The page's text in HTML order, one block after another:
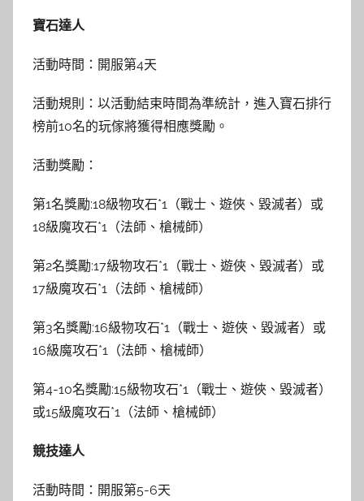
寶石達人
活動時間：開服第4天
活動規則：以活動結束時間為準統計，進入寶石排行
榜前10名的玩傢將獲得相應獎勵。
活動獎勵：
第1名獎勵:18級物攻石*1（戰士、遊俠、毀滅者）或
18級魔攻石*1（法師、槍械師）
第2名獎勵:17級物攻石*1（戰士、遊俠、毀滅者）或
17級魔攻石*1（法師、槍械師）
第3名獎勵:16級物攻石*1（戰士、遊俠、毀滅者）或
16級魔攻石*1（法師、槍械師）
第4-10名獎勵:15級物攻石*1（戰士、遊俠、毀滅者）
或15級魔攻石*1（法師、槍械師）
競技達人
活動時間：開服第5-6天